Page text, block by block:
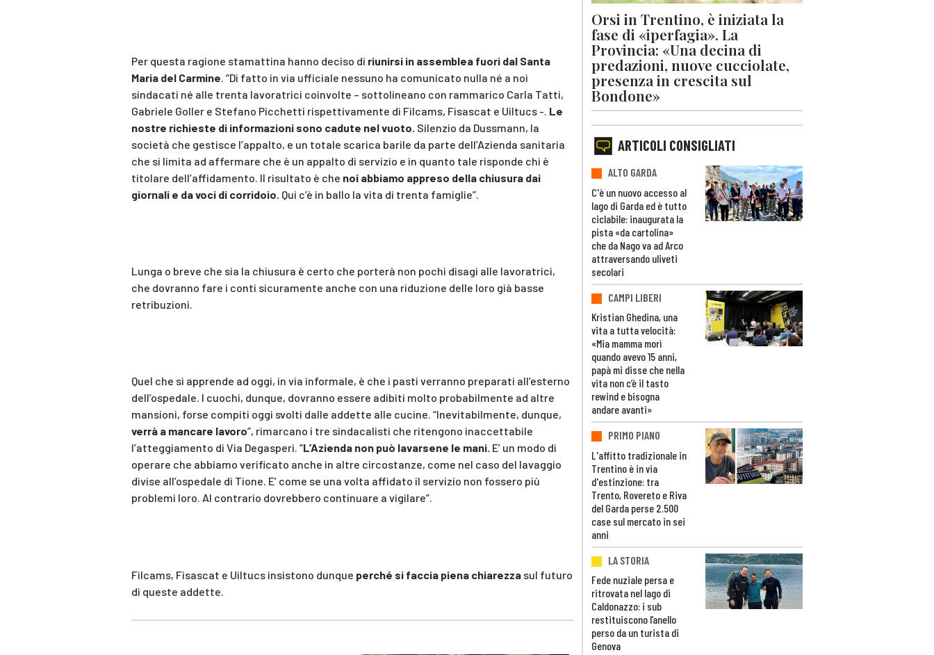
Per questa ragione stamattina hanno deciso di riunirsi in assemblea fuori dal Santa
Maria del Carmine . “Di fatto in via ufficiale nessuno ha comunicato nulla né a noi
sindacati né alle trenta lavoratrici coinvolte – sottolineano con rammarico Carla Tatti,
Gabriele Goller e Stefano Picchetti rispettivamente di Filcams, Fisascat e Uiltucs -. Le
nostre richieste di informazioni sono cadute nel vuoto. Silenzio da Dussmann, la
società che gestisce l’appalto, e un totale scarica barile da parte dell’Azienda sanitaria
che si limita ad affermare che è un appalto di servizio e in quanto tale risponde chi è
titolare dell’affidamento. Il risultato è che noi abbiamo appreso della chiusura dai
giornali e da voci di corridoio. Qui c’è in ballo la vita di trenta famiglie”.
Lunga o breve che sia la chiusura è certo che porterà non pochi disagi alle lavoratrici,
che dovranno fare i conti sicuramente anche con una riduzione delle loro già basse
retribuzioni.
Quel che si apprende ad oggi, in via informale, è che i pasti verranno preparati all’esterno
dell’ospedale. I cuochi, dunque, dovranno essere adibiti molto probabilmente ad altre
mansioni, forse compiti oggi svolti dalle addette alle cucine. “Inevitabilmente, dunque,
verrà a mancare lavoro”, rimarcano i tre sindacalisti che ritengono inaccettabile
l’atteggiamento di Via Degasperi. “L’Azienda non può lavarsene le mani. E’ un modo di
operare che abbiamo verificato anche in altre circostanze, come nel caso del lavaggio
divise all’ospedale di Tione. E’ come se una volta affidato il servizio non fossero più
problemi loro. Al contrario dovrebbero continuare a vigilare”.
Filcams, Fisascat e Uiltucs insistono dunque perché si faccia piena chiarezza sul futuro
di queste addette.
Orsi in Trentino, è iniziata la
fase di «iperfagia». La
Provincia: «Una decina di
predazioni, nuove cucciolate,
presenza in crescita sul
Bondone»
ARTICOLI CONSIGLIATI
ALTO GARDA
C'è un nuovo accesso al
lago di Garda ed è tutto
ciclabile: inaugurata la
pista «da cartolina»
che da Nago va ad Arco
attraversando uliveti
secolari
CAMPI LIBERI
Kristian Ghedina, una
vita a tutta velocità:
«Mia mamma morì
quando avevo 15 anni,
papà mi disse che nella
vita non c’è il tasto
rewind e bisogna
andare avanti»
PRIMO PIANO
L'affitto tradizionale in
Trentino è in via
d'estinzione: tra
Trento, Rovereto e Riva
del Garda perse 2.500
case sul mercato in sei
anni
LA STORIA
Fede nuziale persa e
ritrovata nel lago di
Caldonazzo: i sub
restituiscono l’anello
perso da un turista di
Genova